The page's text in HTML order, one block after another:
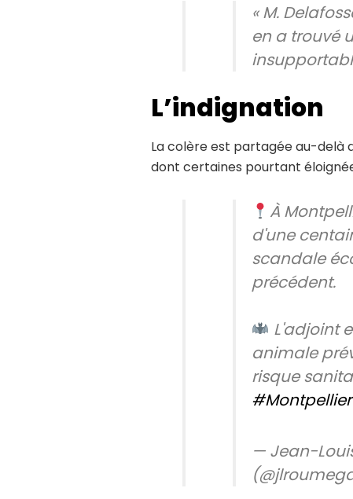
« M.
en a trouvé
L’indignation
La colère est partagée au-delà
dont certaines pourtant
À
d'une
scandale
précédent.
L'adjoint
animale
risque
#Montpellier
— Jean-